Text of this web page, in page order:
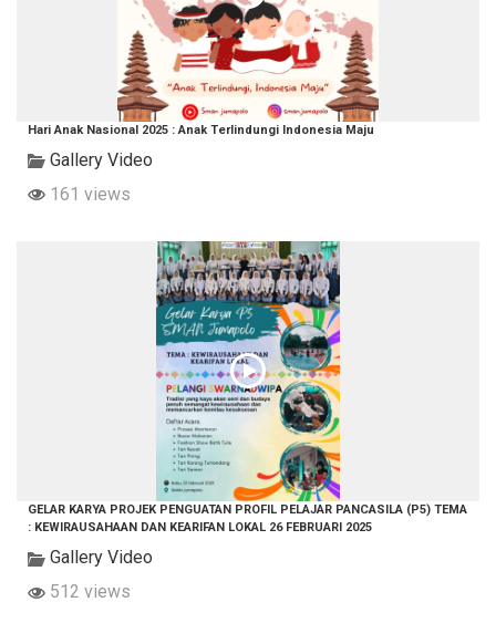
Hari Anak Nasional 2025 : Anak Terlindungi Indonesia Maju
Gallery Video
161 views
GELAR KARYA PROJEK PENGUATAN PROFIL PELAJAR PANCASILA (P5) TEMA
: KEWIRAUSAHAAN DAN KEARIFAN LOKAL 26 FEBRUARI 2025
Gallery Video
512 views